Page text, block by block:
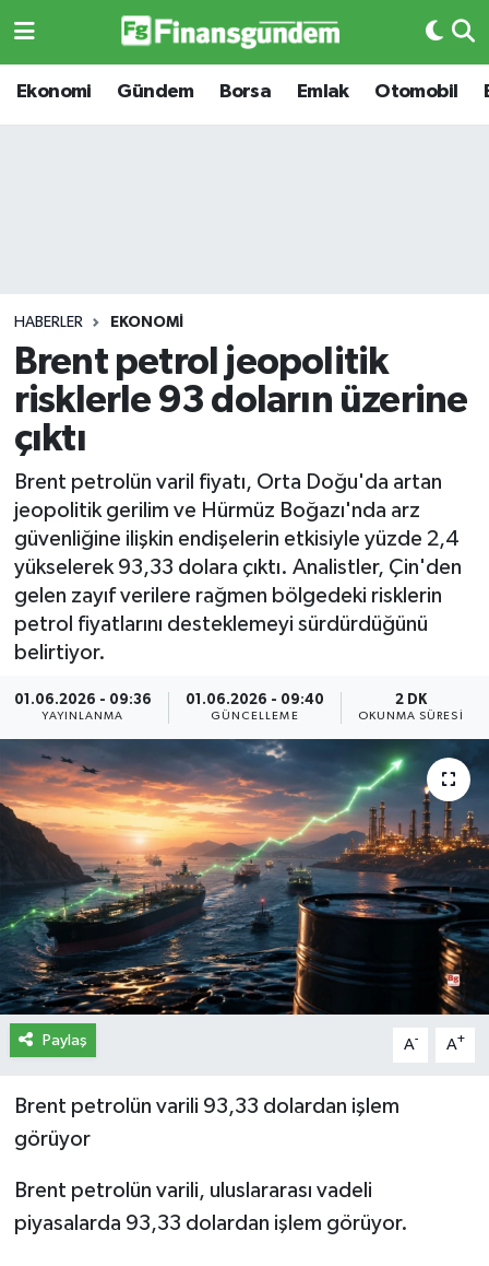
Ekonomi Gündem Borsa Emlak Otomobil
HABERLER EKONOMI
Brent petrol jeopolitik
risklerle 93 doların üzerine
çıktı
Brent petrolün varil fiyatı, Orta Doğu'da artan
jeopolitik gerilim ve Hürmüz Boğazı'nda arz
güvenliğine ilişkin endişelerin etkisiyle yüzde 2,4
yükselerek 93,33 dolara çıktı. Analistler, Çin'den
gelen zayıf verilere rağmen bölgedeki risklerin
petrol fiyatlarını desteklemeyi sürdürdüğünü
belirtiyor.
01.06.2026 - 09:36
YAYINLANMA
01.06.2026 - 09:40
GÜNCELLEME
2 DK
OKUNMA SÜRESI
Paylaş A- A+
Brent petrolün varili 93,33 dolardan işlem
görüyor
Brent petrolün varili, uluslararası vadeli
piyasalarda 93,33 dolardan işlem görüyor.
Ekonomi
Otomobil
Gizlilik Sözleşmesi
Hakkımızda
İletişim
Künye
Yasal Uyarı
Ekonomi
Emtia
BITCOIN
Yapay Zeka